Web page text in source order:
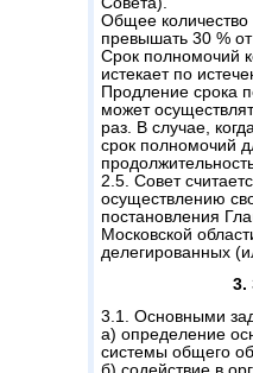
Общее количество
превышать 30 %
Срок полномочий
истекает по
Продление срока
может
раз. В случае,
срок полномочий
2.5. Совет
осуществлению
постановления
Московской
делегированных
3.
3.1. Основными
а) определение
системы общего